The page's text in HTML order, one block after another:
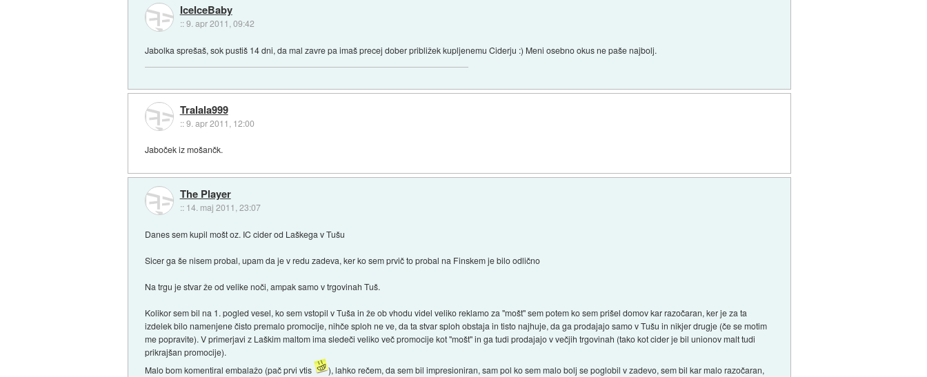
IceIceBaby
::9. apr 2011, 09:42
Jabolka sprešaš, sok pustiš 14 dni, da mal zavre pa imaš precej dober približek kupljenemu Ciderju :) Meni osebno okus ne paše najbolj.
Tralala999
::9. apr 2011, 12:00
Jaboček iz mošančk.
The Player
:: 14. maj 2011, 23:07
Danes sem kupil mošt oz. IC cider od Laškega v Tušu
Sicer ga še nisem probal, upam da je v redu zadeva, ker ko sem prvič to probal na Finskem je bilo odlično
Na trgu je stvar že od velike noči, ampak samo v trgovinah Tuš.
Kolikor sem bil na 1. pogled vesel, ko sem vstopil v Tuša in že ob vhodu videl veliko reklamo za "mošt" sem potem ko sem prišel domov kar razočaran, ker je za ta
izdelek bilo namenjene čisto premalo promocije, nihče sploh ne ve, da ta stvar sploh obstaja in tisto najhuje, da ga prodajajo samo v Tušu in nikjer drugje (če se motim
me popravite). V primerjavi z Laškim maltom ima sledeči veliko več promocije kot "mošt" in ga tudi prodajajo v večjih trgovinah (tako kot cider je bil unionov malt tudi
prikrajšan promocije).
Malo bom komentiral embalažo (pač prvi vtis
), lahko rečem, da sem bil impresioniran, sam pol ko sem malo bolj se poglobil v zadevo, sem bil kar malo razočaran,